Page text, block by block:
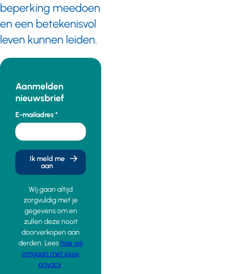
beperking meedoen
en een betekenisvol
leven kunnen leiden.
Aanmelden
nieuwsbrief
E-mailadres
Ik meld me
aan
Wij gaan altijd
zorgvuldig met je
gegevens om en
zullen deze nooit
doorverkopen aan
derden. Lees hoe wij
omgaan met jouw
privacy.